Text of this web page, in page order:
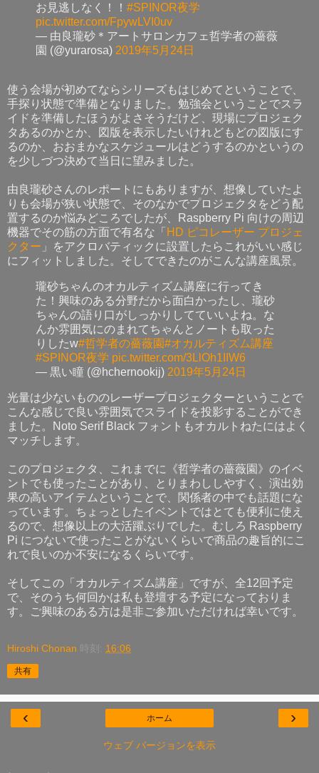
お見逃しなく！！ #SPINOR夜学
pic.twitter.com/FpywLVI0uv
— 由良瓏砂＊アートサロンカフェ哲学者の薔薇
園 (@yurarosa) 2019年5月24日
使う会場が初めてならシリーズもはじめてということで、
手探り状態で準備となりました。勉強会ということでスラ
イドを準備したほうがよさそうだけど、現場にプロジェク
タあるのかとか、図版を表示したいけれどもどの図版にす
るのか、おおまかなスケジュールはどうするのかというの
を少しづつ決めて当日に望みました。
由良瓏砂さんのレポートにもありますが、想像していたよ
りも会場が狭い状態で、そのなかでプロジェクタをどう配
置するのか悩みどころでしたが、Raspberry Pi 向けの周辺
機器でその筋の方面で有名な「 HD ピコレーザー プロジェ
クター 」をアクロバティックに設置したらこれがいい感じ
にフィットしました。そしてできたのがこんな講座風景。
瓏砂ちゃんのオカルティズム講座に行ってき
た！興味のある分野だから面白かったし、瓏砂
ちゃんの語り口がしっかりしてていいよね。な
んか雰囲気にのまれてちゃんとノートも取った
りしたw#哲学者の薔薇園#オカルティズム講座
#SPINOR夜学 pic.twitter.com/3LlOh1IIW6
— 黒い瞳 (@hchernookij) 2019年5月24日
光量は少ないもののレーザープロジェクターということで
こんな感じで良い雰囲気でスライドを投影することができ
ました。Noto Serif Black フォントもオカルトねたにはよく
マッチします。
このプロジェクタ、これまでに《哲学者の薔薇園》のイベ
ントでも使ったことがあり、とりまわししやすく、演出効
果の高いアイテムということで、関係者の中でも話題にな
っています。ちょっとしたイベントではとても便利に使え
るので、想像以上の大活躍ぶりでした。むしろ Raspberry
Pi につないで使ったことがないくらいで商品の趣旨的にこ
れで良いのか不安になるくらいです。
そしてこの「オカルティズム講座」ですが、全12回予定
で、そのうち何回かは私も登壇する予定になっておりま
す。ご興味のある方は是非ご参加いただければ幸いです。
Hiroshi Chonan 時刻: 16:06
共有
‹ ›
ホーム
ウェブ バージョンを表示